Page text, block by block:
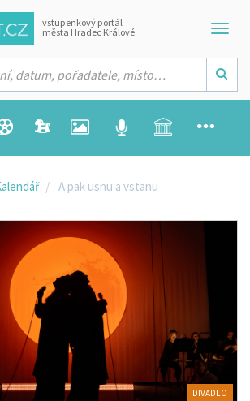
vstupenkový portál
města Hradec Králové
A pak usnu a vstanu
DIVADLO